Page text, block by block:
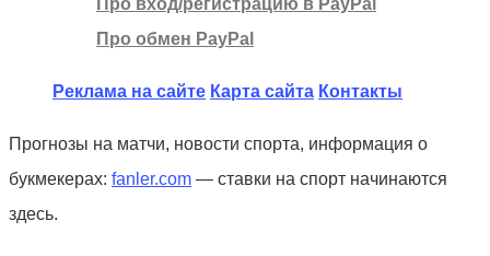
Про вход/регистрацию в PayPal
Про обмен PayPal
Реклама на сайте Карта сайта Контакты
Прогнозы на матчи, новости спорта, информация о
букмекерах: fanler.com — ставки на спорт начинаются
здесь.